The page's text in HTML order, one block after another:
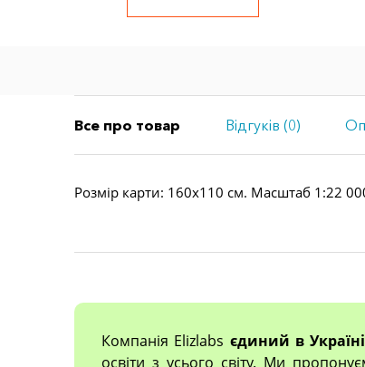
Все про товар Відгуків (0)
Розмір карти: 160х110 см. Масштаб 1:22
Компанія Elizlabs єдиний в
освіти з усього світу. Ми